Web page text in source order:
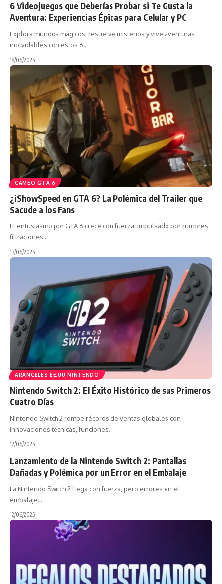
6 Videojuegos que Deberías Probar si Te Gusta la
Aventura: Experiencias Épicas para Celular y PC
Explora mundos mágicos, resuelve misterios y vive aventuras
inolvidables con estos 6…
18/06/2025
CAMEO GTA 6
¿iShowSpeed en GTA 6? La Polémica del Trailer que
Sacude a los Fans
El entusiasmo por GTA 6 crece con fuerza, impulsado por rumores,
filtraciones…
13/06/2025
ARANCELES EE.UU NINTENDO
Nintendo Switch 2: El Éxito Histórico de sus Primeros
Cuatro Días
Nintendo Switch 2 rompe récords de ventas globales con
innovaciones técnicas, funciones…
12/06/2025
Lanzamiento de la Nintendo Switch 2: Pantallas
Dañadas y Polémica por un Error en el Embalaje
La Nintendo Switch 2 llega con fuerza, pero errores en el
embalaje…
12/06/2025